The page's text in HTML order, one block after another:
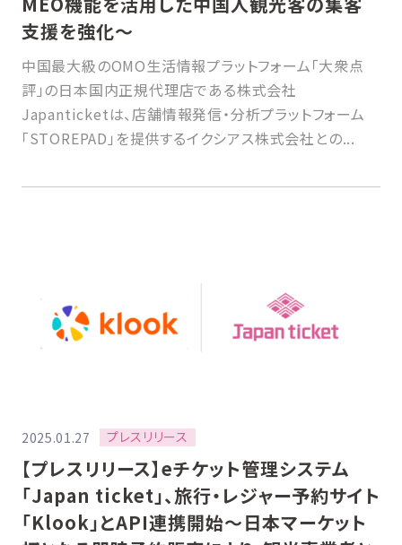
支援を強化〜
中国最大級のOMO⽣活情報プラットフォーム「大衆点
評」の日本国内正規代理店である株式会社
Japanticketは、店舗情報発信・分析プラットフォーム
「STOREPAD」を提供するイクシアス株式会社との...
2025.01.27 プレスリリース
【プレスリリース】eチケット管理システム
「Japan ticket」、旅行・レジャー予約サイト
「Klook」とAPI連携開始〜日本マーケット